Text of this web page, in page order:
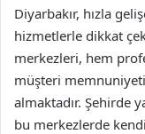
Diyarbakır, hızla
hizmetlerle dikkat
merkezleri, hem
müşteri
almaktadır. Şehirde
bu merkezlerde